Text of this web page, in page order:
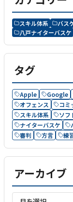
スキル体系 バス
八戸ナイターバスケ
タグ
Apple Google
オフェンス
コミ
スキル体系
ソフ
ナイターバスケ
審判
方言 練
アーカイブ